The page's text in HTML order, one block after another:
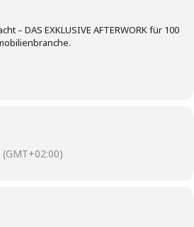
– DAS EXKLUSIVE AFTERWORK für 100
(GMT+02:00)